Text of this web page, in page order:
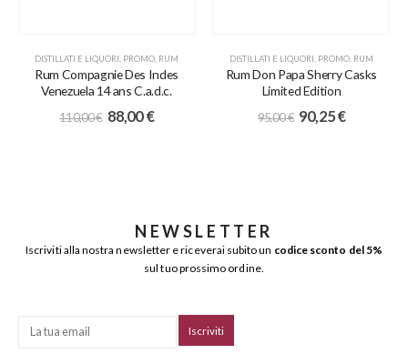
DISTILLATI E LIQUORI PROMO RUM
Rum Compagnie Des Indes
Venezuela 14 ans C.a.d.c.
110,00€ 88,00€
DISTILLATI E LIQUORI PROMO RUM
Rum Don Papa Sherry Casks
Limited Edition
95,00€ 90,25€
NEWSLETTER
Iscriviti alla nostra newsletter e riceverai subito un codice sconto del 5%
sul tuo prossimo ordine.